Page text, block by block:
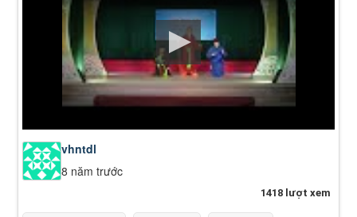
vhntdl
8 năm trước
1418 lượt xem